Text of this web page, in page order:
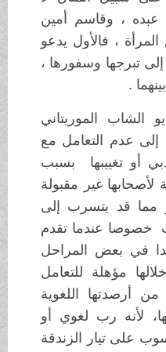
، وقاسم أمين
، فالأول يدعو
تبرجها وسفورها ،
.
الموريتاني
عدم التعامل مع
أو تغييبها بسبب
غير مقبولة
مما قد يتسرب إلى
عندما تقدم
في بعض المراحل
مؤهلة للتعامل
أرصدتها اللغوية
لأنه رب لغوي أو
تيار الزندقة